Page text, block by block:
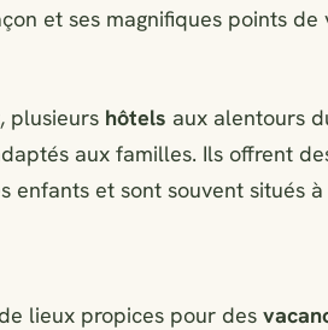
et ses magnifiques points de
plusieurs hôtels aux alentours
aux familles. Ils offrent
enfants et sont souvent situés
lieux propices pour des